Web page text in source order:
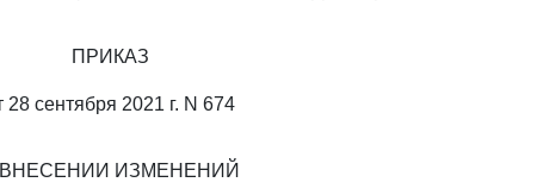
ПРИКАЗ
28 сентября 2021 г. N 674
ИЗМЕНЕНИЙ